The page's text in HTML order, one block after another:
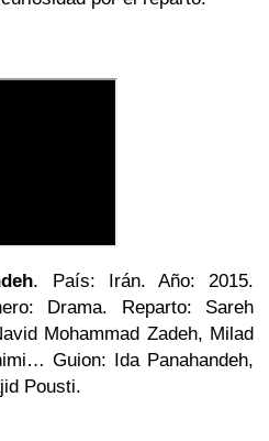
. País: Irán. Año: 2015.
Drama. Reparto: Sareh
Mohammad Zadeh, Milad
Guion: Ida Panahandeh,
Pousti.